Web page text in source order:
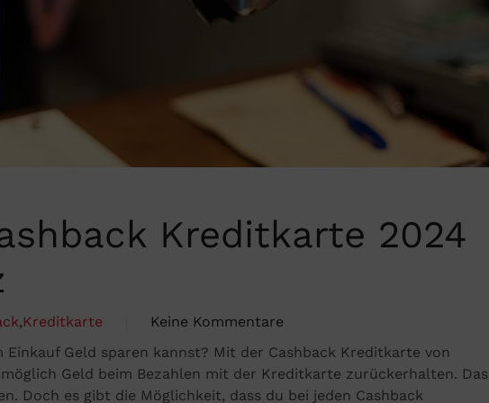
Kreditkarte 2024
,Kreditkarte Keine Kommentare
zu
Die
beste
Cashback
Einkauf Geld sparen kannst? Mit der Cashback Kreditkarte von
Geld beim Bezahlen mit der Kreditkarte zurückerhalten. Das
Doch es gibt die Möglichkeit, dass du bei jeden Cashback